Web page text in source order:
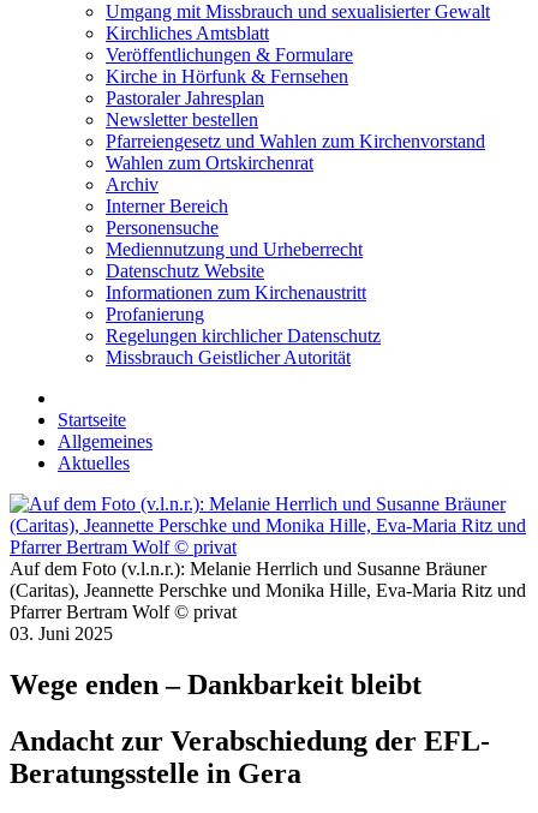
Umgang mit Missbrauch und sexualisierter Gewalt
Kirchliches Amtsblatt
Veröffentlichungen & Formulare
Kirche in Hörfunk & Fernsehen
Pastoraler Jahresplan
Newsletter bestellen
Pfarreiengesetz und Wahlen zum Kirchenvorstand
Wahlen zum Ortskirchenrat
Archiv
Interner Bereich
Personensuche
Mediennutzung und Urheberrecht
Datenschutz Website
Informationen zum Kirchenaustritt
Profanierung
Regelungen kirchlicher Datenschutz
Missbrauch Geistlicher Autorität
Startseite
Allgemeines
Aktuelles
Auf dem Foto (v.l.n.r.): Melanie Herrlich und Susanne Bräuner
(Caritas), Jeannette Perschke und Monika Hille, Eva-Maria Ritz und
Pfarrer Bertram Wolf © privat
03. Juni 2025
Wege enden – Dankbarkeit bleibt
Andacht zur Verabschiedung der EFL-
Beratungsstelle in Gera